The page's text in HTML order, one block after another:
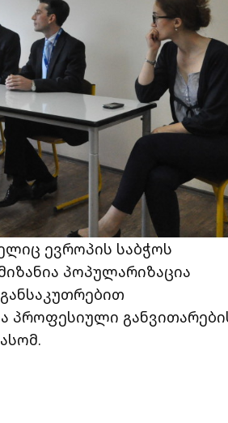
ევროპის საბჭოს
პოპულარიზაცია
პროფესიული